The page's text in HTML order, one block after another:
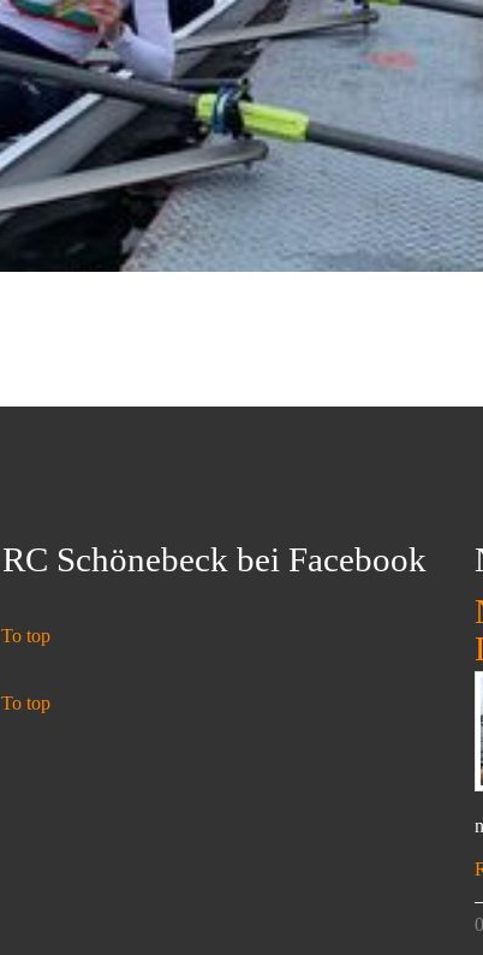
RC Schönebeck bei Facebook
To top
To top